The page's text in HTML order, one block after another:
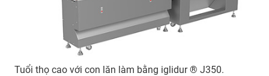
Tuổi thọ cao với con lăn làm bằng iglidur ® J350.